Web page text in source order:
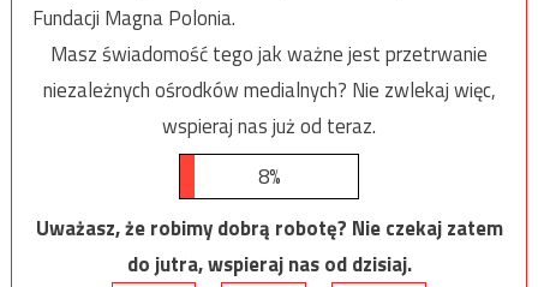
Fundacji Magna Polonia.
Masz świadomość tego jak ważne jest przetrwanie
niezależnych ośrodków medialnych? Nie zwlekaj więc,
wspieraj nas już od teraz.
8%
Uważasz, że robimy dobrą robotę? Nie czekaj zatem
do jutra, wspieraj nas od dzisiaj.